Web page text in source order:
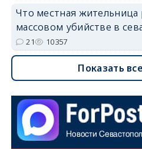
Что местная жительница
массовом убийстве в
21 10357
Показать